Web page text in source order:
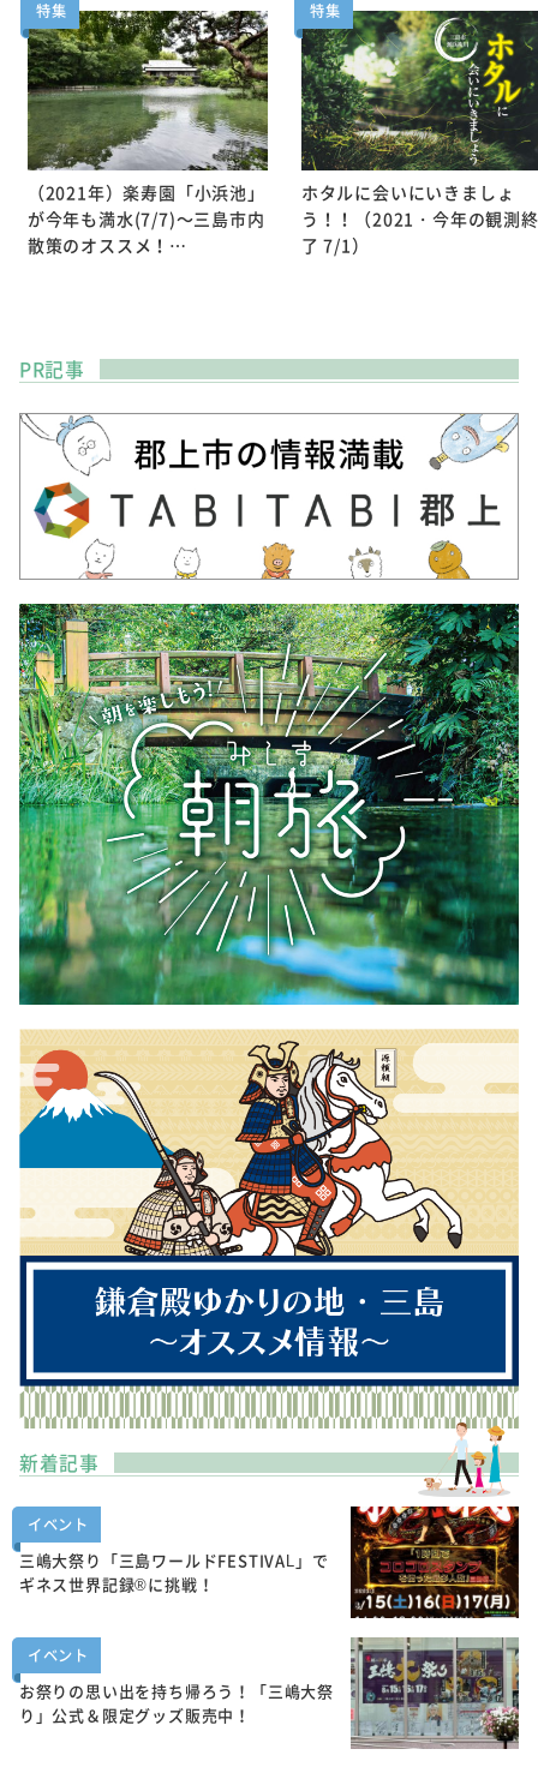
特集
（2021年）楽寿園「小浜池」
が今年も満水(7/7)～三島市内
散策のオススメ！…
特集
ホタルに会いにいきましょ
う！！（2021・今年の観測終
了 7/1）
PR記事
新着記事
イベント
三嶋大祭り「三島ワールドFESTIVAL」で
ギネス世界記録®に挑戦！
イベント
お祭りの思い出を持ち帰ろう！「三嶋大祭
り」公式＆限定グッズ販売中！